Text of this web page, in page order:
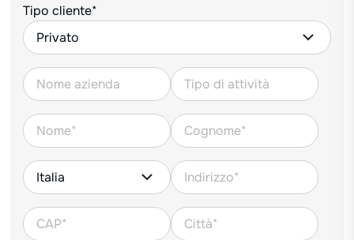
Tipo cliente*